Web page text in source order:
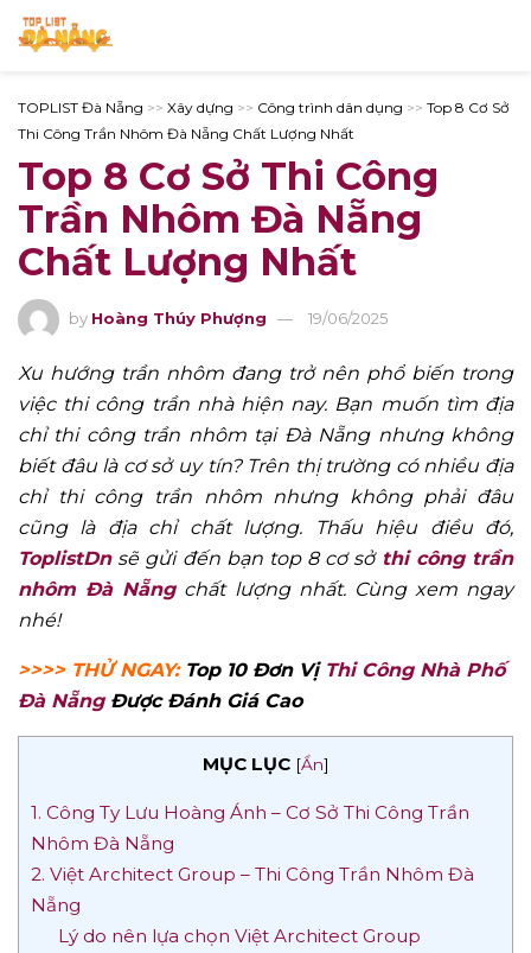
TOPLIST Đà Nẵng >> Xây dựng >> Công trình dân dụng >> Top 8 Cơ Sở
Thi Công Trần Nhôm Đà Nẵng Chất Lượng Nhất
Top 8 Cơ Sở Thi Công
Trần Nhôm Đà Nẵng
Chất Lượng Nhất
by Hoàng Thúy Phượng 19/06/2025
Xu hướng trần nhôm đang trở nên phổ biến trong
việc thi công trần nhà hiện nay. Bạn muốn tìm địa
chỉ thi công trần nhôm tại Đà Nẵng nhưng không
biết đâu là cơ sở uy tín? Trên thị trường có nhiều địa
chỉ thi công trần nhôm nhưng không phải đâu
cũng là địa chỉ chất lượng. Thấu hiệu điều đó,
ToplistDnsẽ gửi đến bạn top 8 cơ sở thi công trần
nhôm Đà Nẵngchất lượng nhất. Cùng xem ngay
nhé!
>>>> THỬ NGAY: Top 10 Đơn Vị Thi Công Nhà Phố
Đà NẵngĐược Đánh Giá Cao
MỤC LỤC [Ẩn]
1. Công Ty Lưu Hoàng Ánh – Cơ Sở Thi Công Trần
Nhôm Đà Nẵng
2. Việt Architect Group – Thi Công Trần Nhôm Đà
Nẵng
Lý do nên lựa chọn Việt Architect Group